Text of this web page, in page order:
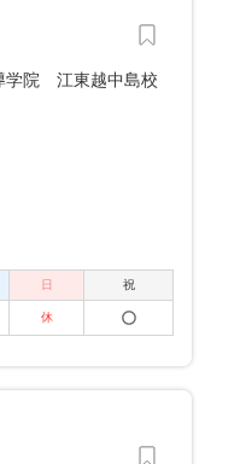
日 祝
休